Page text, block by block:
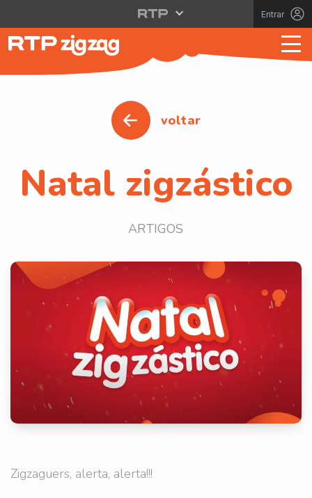
Entrar
voltar
Natal zigzástico
ARTIGOS
Zigzaguers, alerta, alerta!!!